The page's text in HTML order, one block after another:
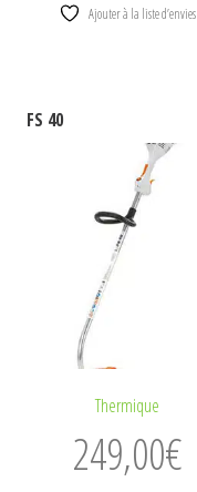
Ajouter à la liste d’envies
FS 40
Thermique
249,00€